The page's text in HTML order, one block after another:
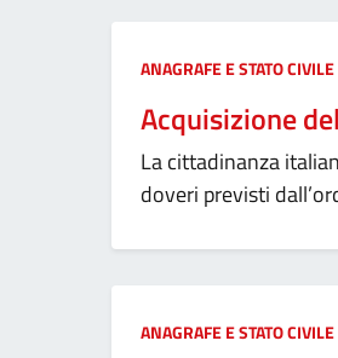
Categoria:
ANAGRAFE E STATO CIVILE
Acquisizione
La cittadinanza
doveri previsti
Categoria:
ANAGRAFE E STATO CIVILE